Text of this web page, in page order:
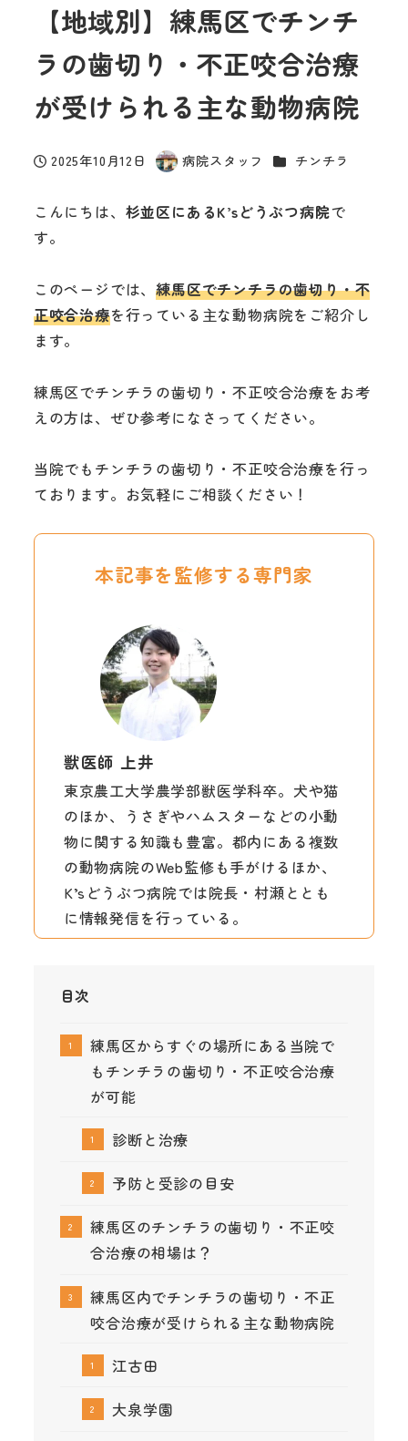
【地域別】練馬区でチンチ
ラの歯切り・不正咬合治療
が受けられる主な動物病院
投稿日
2025年10月12日
著
病院スタッフ カテゴリー
チンチラ
こんにちは、 杉並区にあるK’sどうぶつ病院で
す。
このページでは、練馬区でチンチラの歯切り・不
正咬合治療を行っている主な動物病院をご紹介し
ます。
練馬区でチンチラの歯切り・不正咬合治療をお考
えの方は、ぜひ参考になさってください。
当院でもチンチラの歯切り・不正咬合治療を行っ
ております。お気軽にご相談ください！
本記事を監修する専門家
獣医師 上井
東京農工大学農学部獣医学科卒。犬や猫
のほか、うさぎやハムスターなどの小動
物に関する知識も豊富。都内にある複数
の動物病院のWeb監修も手がけるほか、
K’sどうぶつ病院では院長・村瀬ととも
に情報発信を行っている。
目次
練馬区からすぐの場所にある当院で
もチンチラの歯切り・不正咬合治療
が可能
診断と治療
予防と受診の目安
練馬区のチンチラの歯切り・不正咬
合治療の相場は？
練馬区内でチンチラの歯切り・不正
咬合治療が受けられる主な動物病院
江古田
大泉学園